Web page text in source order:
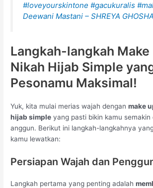
#loveyourskintone #gacukuralis
Deewani Mastani – SHREYA
Langkah-langkah Make
Nikah Hijab Simple
Pesonamu Maksimal!
Yuk, kita mulai merias wajah denganmake
hijab simple yang pasti bikin kamu semakin
anggun. Berikut ini langkah-langkahnya
kamu lewatkan:
Persiapan Wajah dan
Langkah pertama yang penting adalah